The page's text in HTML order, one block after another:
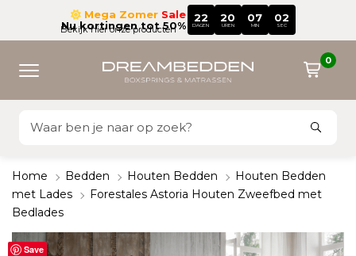
Mega Zomer Sale
Nu kortingen tot 50%
22
DAGEN
20
UREN
07
MIN
01
SEC
Bekijk hier onze producten
0
Home Bedden Houten Bedden
Houten Bedden
met Lades
Forestales Astoria Houten Zweefbed met
Bedlades
Save